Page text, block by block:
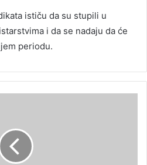
ističu da su stupili u
i da se nadaju da će
periodu.